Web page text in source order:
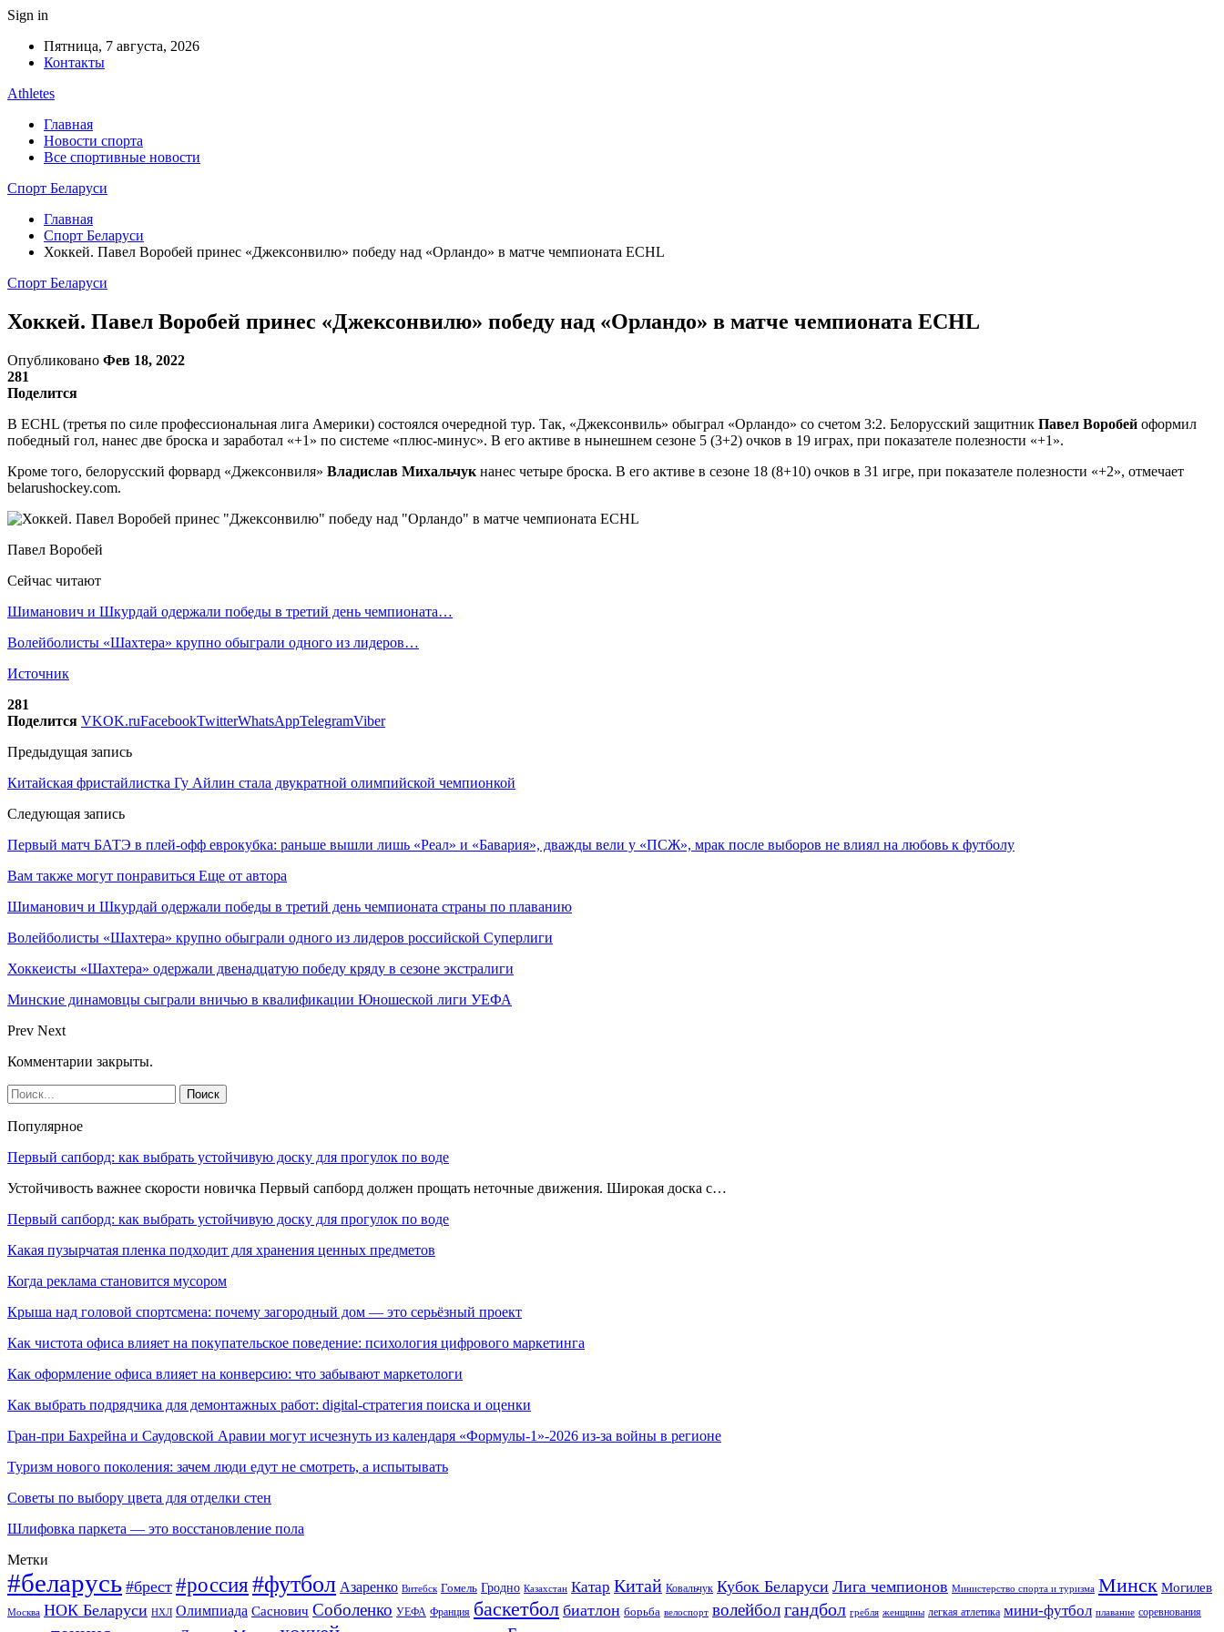
Sign in
Пятница, 7 августа, 2026
Контакты
Athletes
Главная
Новости спорта
Все спортивные новости
Спорт Беларуси
Главная
Спорт Беларуси
Хоккей. Павел Воробей принес «Джексонвилю» победу над «Орландо» в матче чемпионата ECHL
Спорт Беларуси
Хоккей. Павел Воробей принес «Джексонвилю» победу над «Орландо» в матче чемпионата ECHL
Опубликовано Фев 18, 2022
281
Поделится
В ECHL (третья по силе профессиональная лига Америки) состоялся очередной тур. Так, «Джексонвиль» обыграл «Орландо» со счетом 3:2. Белорусский защитник Павел Воробей оформил
победный гол, нанес две броска и заработал «+1» по системе «плюс-минус». В его активе в нынешнем сезоне 5 (3+2) очков в 19 играх, при показателе полезности «+1».
Кроме того, белорусский форвард «Джексонвиля» Владислав Михальчук нанес четыре броска. В его активе в сезоне 18 (8+10) очков в 31 игре, при показателе полезности «+2», отмечает
belarushockey.com.
Павел Воробей
Сейчас читают
Шиманович и Шкурдай одержали победы в третий день чемпионата…
Волейболисты «Шахтера» крупно обыграли одного из лидеров…
Источник
281
Поделится VKOK.ruFacebookTwitterWhatsAppTelegramViber
Предыдущая запись
Китайская фристайлистка Гу Айлин стала двукратной олимпийской чемпионкой
Следующая запись
Первый матч БАТЭ в плей-офф еврокубка: раньше вышли лишь «Реал» и «Бавария», дважды вели у «ПСЖ», мрак после выборов не влиял на любовь к футболу
Вам также могут понравиться Еще от автора
Шиманович и Шкурдай одержали победы в третий день чемпионата страны по плаванию
Волейболисты «Шахтера» крупно обыграли одного из лидеров российской Суперлиги
Хоккеисты «Шахтера» одержали двенадцатую победу кряду в сезоне экстралиги
Минские динамовцы сыграли вничью в квалификации Юношеской лиги УЕФА
Prev Next
Комментарии закрыты.
Популярное
Первый сапборд: как выбрать устойчивую доску для прогулок по воде
Устойчивость важнее скорости новичка Первый сапборд должен прощать неточные движения. Широкая доска с…
Первый сапборд: как выбрать устойчивую доску для прогулок по воде
Какая пузырчатая пленка подходит для хранения ценных предметов
Когда реклама становится мусором
Крыша над головой спортсмена: почему загородный дом — это серьёзный проект
Как чистота офиса влияет на покупательское поведение: психология цифрового маркетинга
Как оформление офиса влияет на конверсию: что забывают маркетологи
Как выбрать подрядчика для демонтажных работ: digital-стратегия поиска и оценки
Гран-при Бахрейна и Саудовской Аравии могут исчезнуть из календаря «Формулы-1»-2026 из-за войны в регионе
Туризм нового поколения: зачем люди едут не смотреть, а испытывать
Советы по выбору цвета для отделки стен
Шлифовка паркета — это восстановление пола
Метки
#беларусь #брест #россия#футбол Азаренко Витебск Гомель Гродно Казахстан Катар Китай Ковальчук Кубок Беларуси Лига чемпионов Министерство спорта и туризма Минск Могилев
Москва НОК Беларуси НХЛ Олимпиада Саснович Соболенко УЕФА Франция баскетбол биатлон борьба велоспорт волейболгандбол гребля женщины легкая атлетика мини-футбол плавание соревнования